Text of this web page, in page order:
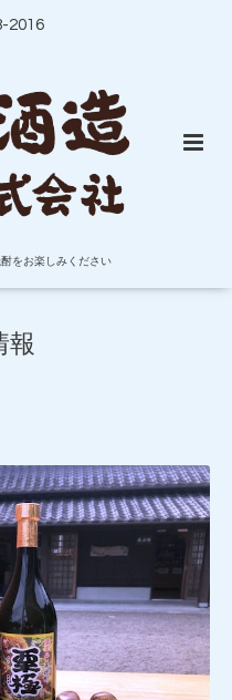
2016
をお楽しみください
報